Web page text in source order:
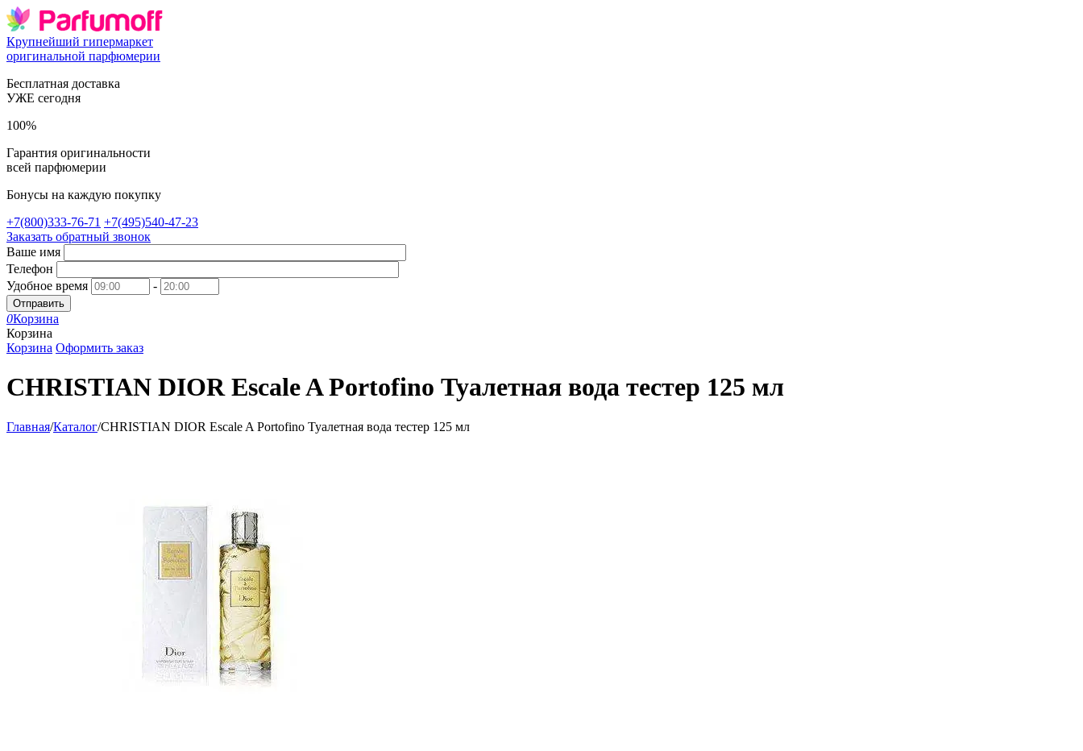
Крупнейший гипермаркет
оригинальной парфюмерии
Бесплатная доставка
УЖЕ сегодня
100%
Гарантия оригинальности
всей парфюмерии
Бонусы на каждую покупку
+7(800)333-76-71 +7(495)540-47-23
Заказать обратный звонок
Ваше имя
Телефон
Удобное время
-
Отправить
0Корзина
Корзина
Корзина Оформить заказ
CHRISTIAN DIOR Escale A Portofino Туалетная вода тестер 125 мл
Главная/Каталог/CHRISTIAN DIOR Escale A Portofino Туалетная вода тестер 125 мл